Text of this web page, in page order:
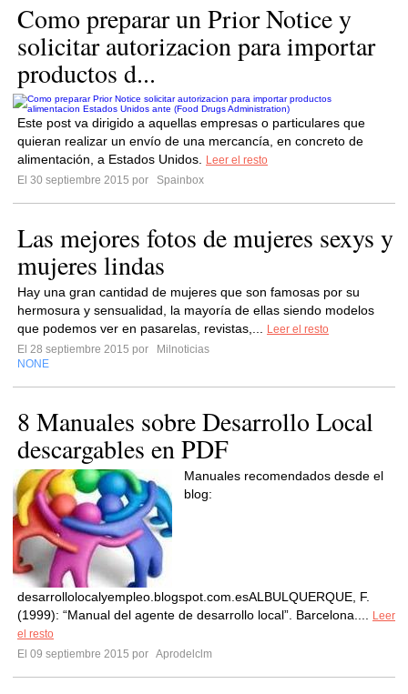
Como preparar un Prior Notice y
solicitar autorizacion para importar
productos d...
Este post va dirigido a aquellas empresas o particulares que
quieran realizar un envío de una mercancía, en concreto de
alimentación, a Estados Unidos.
Leer el resto
El 30 septiembre 2015 por
Spainbox
Las mejores fotos de mujeres sexys y
mujeres lindas
Hay una gran cantidad de mujeres que son famosas por su
hermosura y sensualidad, la mayoría de ellas siendo modelos
que podemos ver en pasarelas, revistas,...
Leer el resto
El 28 septiembre 2015 por
Milnoticias
NONE
8 Manuales sobre Desarrollo Local
descargables en PDF
Manuales recomendados desde el
blog:
desarrollolocalyempleo.blogspot.com.esALBULQUERQUE, F.
(1999): “Manual del agente de desarrollo local”. Barcelona....
Leer
el resto
El 09 septiembre 2015 por Aprodelclm